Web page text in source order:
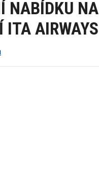
NABÍDKU NA
ITA AIRWAYS